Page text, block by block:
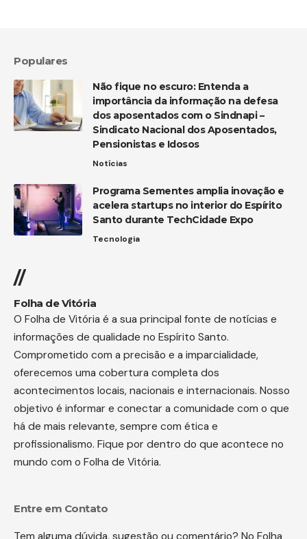
Populares
Não fique no escuro: Entenda a
importância da informação na defesa
dos aposentados com o Sindnapi –
Sindicato Nacional dos Aposentados,
Pensionistas e Idosos
Notícias
Programa Sementes amplia inovação e
acelera startups no interior do Espírito
Santo durante TechCidade Expo
Tecnologia
//
Folha de Vitória
O Folha de Vitória é a sua principal fonte de notícias e
informações de qualidade no Espírito Santo.
Comprometido com a precisão e a imparcialidade,
oferecemos uma cobertura completa dos
acontecimentos locais, nacionais e internacionais. Nosso
objetivo é informar e conectar a comunidade com o que
há de mais relevante, sempre com ética e
profissionalismo. Fique por dentro do que acontece no
mundo com o Folha de Vitória.
Entre em Contato
Tem alguma dúvida, sugestão ou comentário? No Folha